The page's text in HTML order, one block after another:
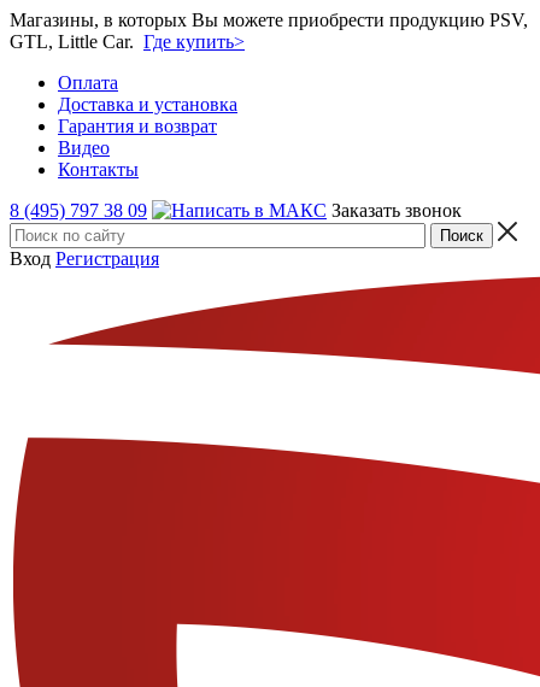
Магазины, в которых Вы можете приобрести продукцию PSV,
GTL, Little Car. Где купить>
Оплата
Доставка и установка
Гарантия и возврат
Видео
Контакты
8 (495) 797 38 09
Заказать звонок
Вход Регистрация